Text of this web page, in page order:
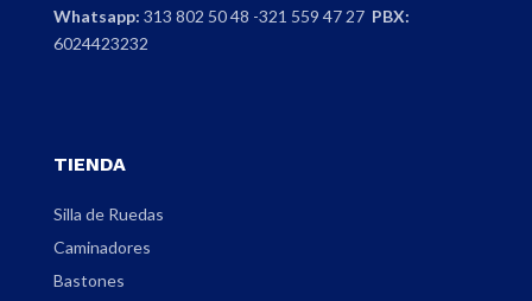
Whatsapp: 313 802 50 48 -321 559 47 27 PBX:
6024423232
TIENDA
Silla de Ruedas
Caminadores
Bastones